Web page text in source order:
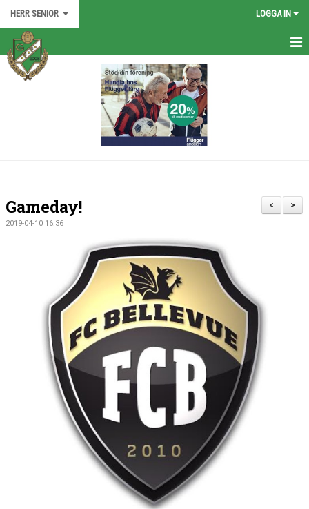
HERR SENIOR LOGGA IN
HEM
DOKUMENT
>
<
Gameday!
2019-04-10 16:36